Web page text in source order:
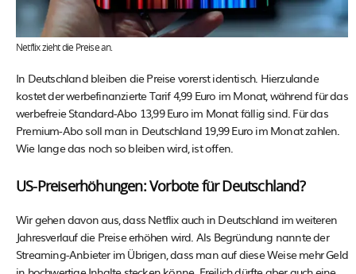
Netflix zieht die Preise an.
In Deutschland bleiben die Preise vorerst identisch. Hierzulande
kostet der werbefinanzierte Tarif 4,99 Euro im Monat, während für das
werbefreie Standard-Abo 13,99 Euro im Monat fällig sind. Für das
Premium-Abo soll man in Deutschland 19,99 Euro im Monat zahlen.
Wie lange das noch so bleiben wird, ist offen.
US-Preiserhöhungen: Vorbote für Deutschland?
Wir gehen davon aus, dass Netflix auch in Deutschland im weiteren
Jahresverlauf die Preise erhöhen wird. Als Begründung nannte der
Streaming-Anbieter im Übrigen, dass man auf diese Weise mehr Geld